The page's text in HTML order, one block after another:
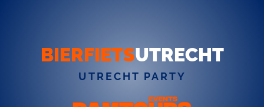
BIERFIETSUTRECHT
UTRECHT PARTY